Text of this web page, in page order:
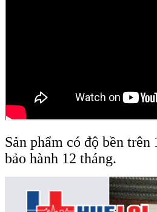
Sản phẩm có độ bền trên
bảo hành 12 tháng.